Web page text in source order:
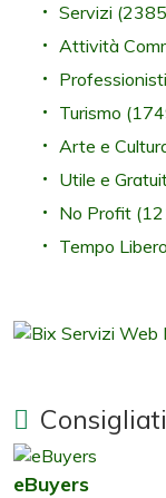
Servizi
Attività
Professionisti
Turismo
Arte e
Utile e
No Profit
Tempo Libero
eBuyers